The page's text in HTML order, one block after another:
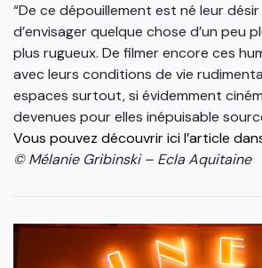
“De ce dépouillement est né leur
d’envisager quelque chose d’un peu
plus rugueux. De filmer encore ces
avec leurs conditions de vie
espaces surtout, si évidemment
devenues pour elles inépuisable
Vous pouvez découvrir ici l’article
© Mélanie Gribinski – Ecla Aquitaine